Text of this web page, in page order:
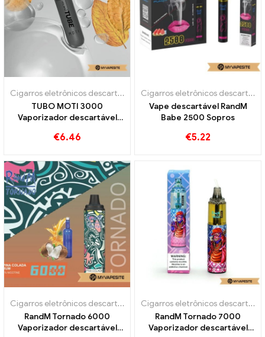
Cigarros eletrônicos descartáveis
Cigarros eletrônicos
TUBO MOTI 3000
Vaporizador descartável
€6.46
Cigarros eletrônicos descartáveis
Vape descartável RandM
Babe 2500 Sopros
€5.22
Cigarros eletrônicos descartáveis
RandM Tornado 6000
Vaporizador descartável
Cigarros eletrônicos descartáveis
RandM Tornado 7000
Vaporizador descartável